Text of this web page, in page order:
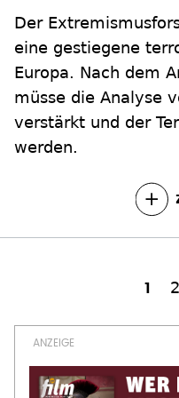
Der
eine gestiegene
Europa. Nach dem
müsse die Analyse
verstärkt und der
werden.
1 2
››